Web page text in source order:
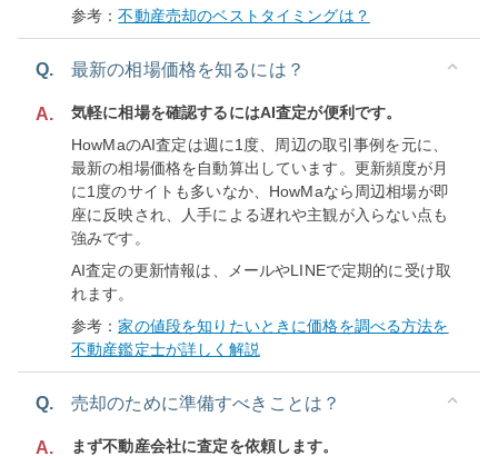
参考：不動産売却のベストタイミングは？
Q. 最新の相場価格を知るには？
A.
気軽に相場を確認するにはAI査定が便利です。
HowMaのAI査定は週に1度、周辺の取引事例を元に、
最新の相場価格を自動算出しています。更新頻度が月
に1度のサイトも多いなか、HowMaなら周辺相場が即
座に反映され、人手による遅れや主観が入らない点も
強みです。
AI査定の更新情報は、メールやLINEで定期的に受け取
れます。
参考：家の値段を知りたいときに価格を調べる方法を
不動産鑑定士が詳しく解説
Q. 売却のために準備すべきことは？
A.
まず不動産会社に査定を依頼します。